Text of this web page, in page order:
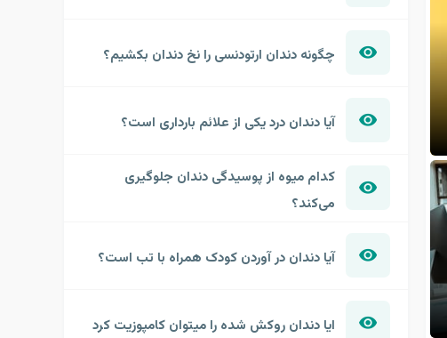
چگونه دندان ارتودنسی را نخ دندان بکشیم؟
آیا دندان درد یکی از علائم بارداری است؟
کدام میوه از پوسیدگی دندان جلوگیری
می‌کند؟
آیا دندان در آوردن کودک همراه با تب است؟
ایا دندان روکش شده را میتوان کامپوزیت کرد